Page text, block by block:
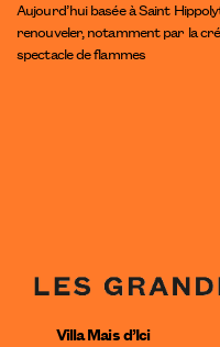
Aujourd’hui basée à Saint
renouveler, notamment par la
spectacle de flammes
Villa Mais d’Ici